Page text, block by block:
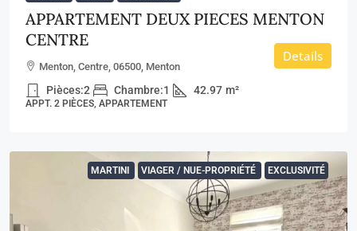
APPARTEMENT DEUX PIECES MENTON
CENTRE
Menton, Centre, 06500, Menton
Pièces:2 Chambre:1 42.97 m²
APPT. 2 PIÈCES, APPARTEMENT
Details
MARTINI VIAGER / NUE-PROPRIÉTÉ EXCLUSIVITÉ